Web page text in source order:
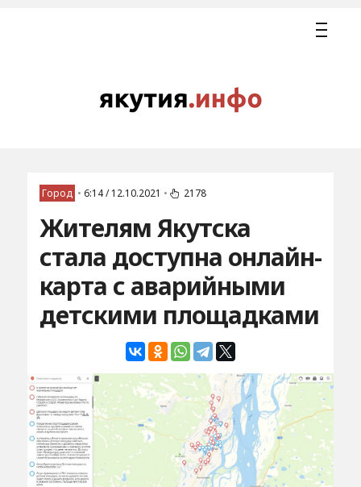
Город • 6:14 / 12.10.2021 • 2178
Жителям Якутска
стала доступна онлайн-
карта с аварийными
детскими площадками